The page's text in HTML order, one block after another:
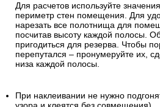
Для расчетов используйте
периметр стен помещения. Для
нарезать все полотнища для
посчитав высоту каждой полосы.
пригодиться для резерва. Чтобы
перепутался – пронумеруйте их,
низа каждой полосы.
При наклеивании не нужно